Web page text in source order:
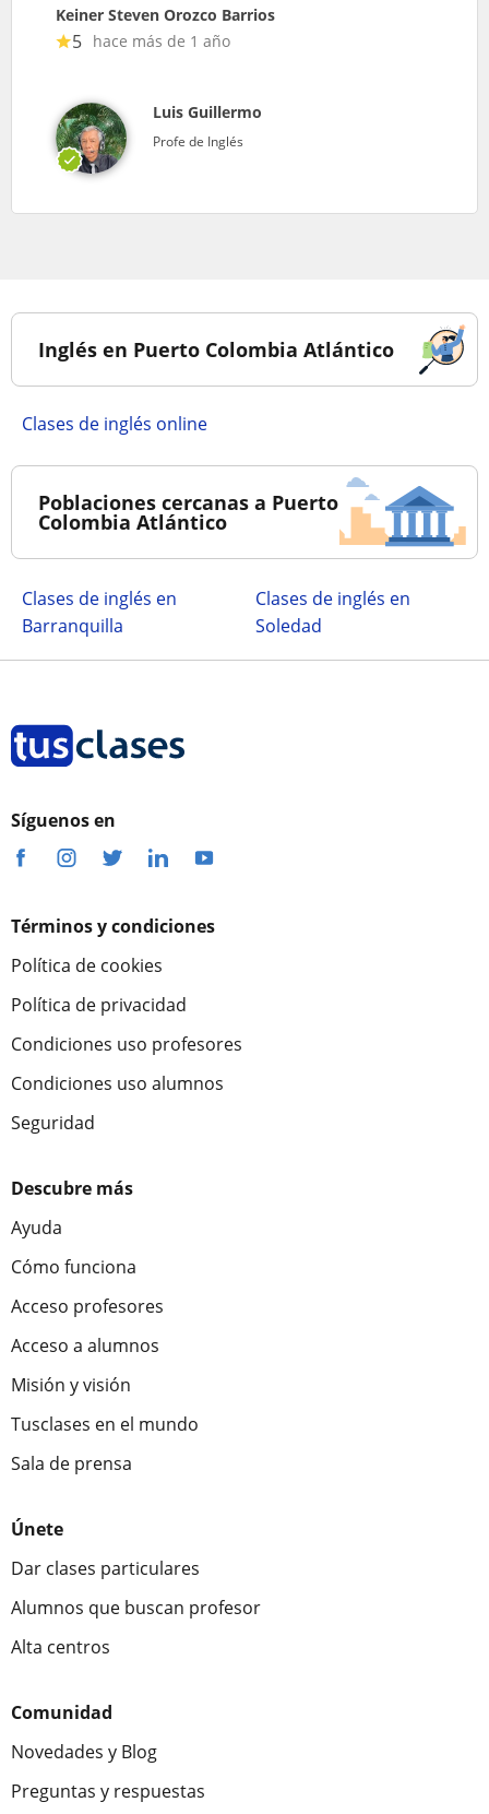
Keiner Steven Orozco Barrios
5 hace más de 1 año
Luis Guillermo
Profe de Inglés
Inglés en Puerto Colombia Atlántico
Clases de inglés online
Poblaciones cercanas a Puerto
Colombia Atlántico
Clases de inglés en
Barranquilla
Clases de inglés en
Soledad
Síguenos en
Términos y condiciones
Política de cookies
Política de privacidad
Condiciones uso profesores
Condiciones uso alumnos
Seguridad
Descubre más
Ayuda
Cómo funciona
Acceso profesores
Acceso a alumnos
Misión y visión
Tusclases en el mundo
Sala de prensa
Únete
Dar clases particulares
Alumnos que buscan profesor
Alta centros
Comunidad
Novedades y Blog
Preguntas y respuestas